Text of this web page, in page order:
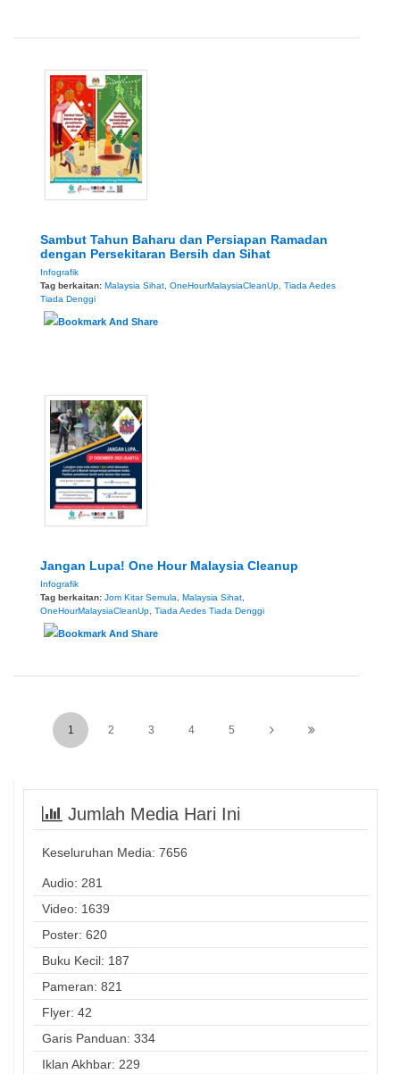
Sambut Tahun Baharu dan Persiapan Ramadan
dengan Persekitaran Bersih dan Sihat
Infografik
Tag berkaitan: Malaysia Sihat OneHourMalaysiaCleanUp Tiada Aedes
Tiada Denggi
Jangan Lupa! One Hour Malaysia Cleanup
Infografik
Tag berkaitan: Jom Kitar Semula Malaysia Sihat
OneHourMalaysiaCleanUp Tiada Aedes Tiada Denggi
1 2 3 4 5
Jumlah Media Hari Ini
Keseluruhan Media: 7656
Audio: 281
Video: 1639
Poster: 620
Buku Kecil: 187
Pameran: 821
Flyer: 42
Garis Panduan: 334
Iklan Akhbar: 229